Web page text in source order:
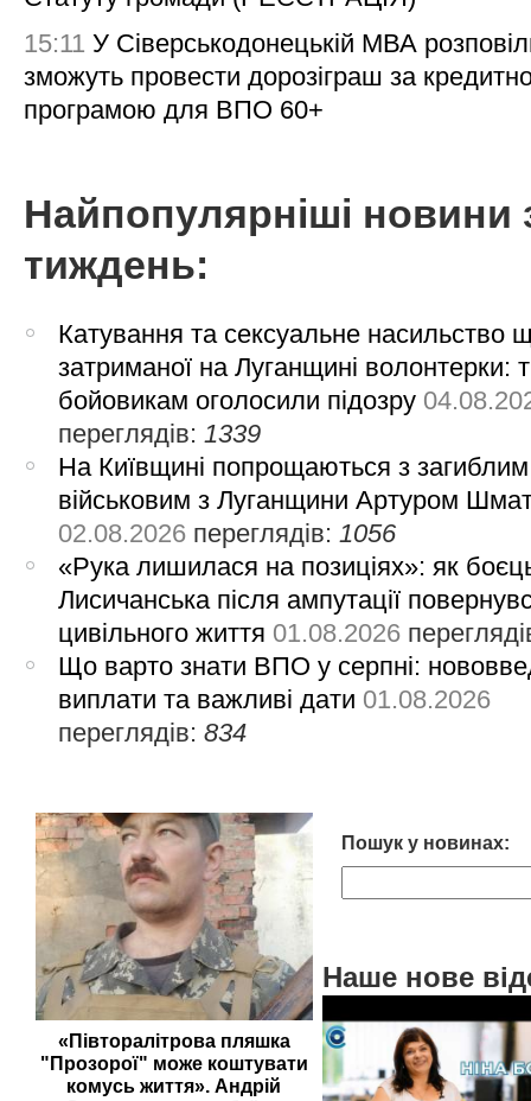
15:11 У Сіверськодонецькій МВА
зможуть провести дорозіграш за
програмою для ВПО 60+
Найпопулярніші новини
тиждень:
Катування та сексуальне насильство
затриманої на Луганщині волонтерки:
бойовикам оголосили підозру
переглядів: 1339
На Київщині попрощаються з загиблим
військовим з Луганщини Артуром
02.08.2026 переглядів: 1056
«Рука лишилася на позиціях»: як
Лисичанська після ампутації
цивільного життя 01.08.2026
Що варто знати ВПО у серпні:
виплати та важливі дати 01.08.2026
переглядів:834
«Півторалітрова пляшка
"Прозорої" може коштувати
комусь життя». Андрій
Пошук у новинах:
Наше нове